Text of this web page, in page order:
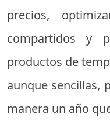
precios,
compartidos y
productos de
aunque sencillas,
manera un año